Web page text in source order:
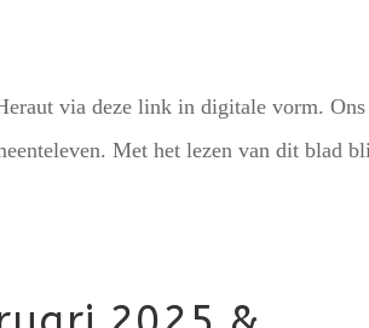
via deze link in digitale vorm. Ons
Met het lezen van dit blad